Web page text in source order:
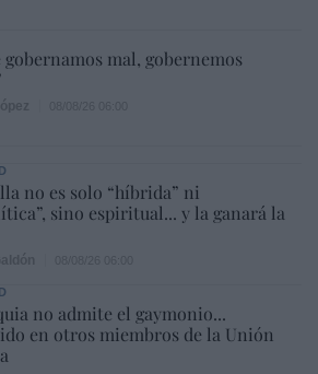
gobernamos mal, gobernemos
no es solo “híbrida” ni
sino espiritual... y la ganará la
no admite el gaymonio...
en otros miembros de la Unión